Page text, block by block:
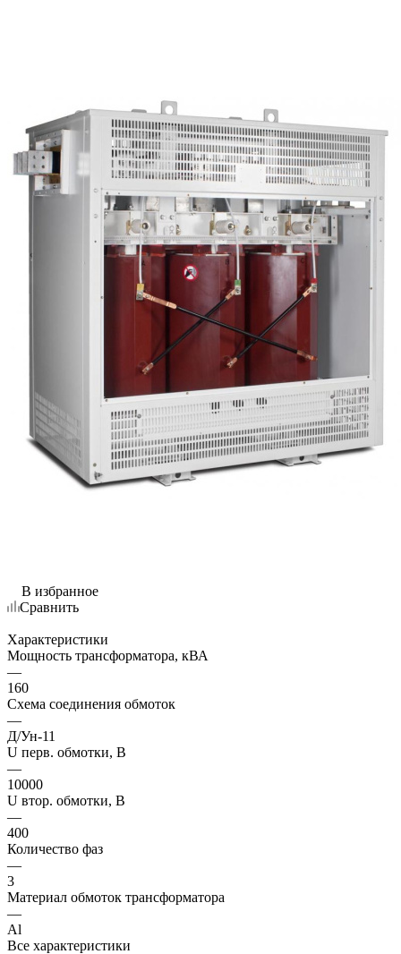
В избранное
Сравнить
Характеристики
Мощность трансформатора, кВА
—
160
Схема соединения обмоток
—
Д/Ун-11
U перв. обмотки, В
—
10000
U втор. обмотки, В
—
400
Количество фаз
—
3
Материал обмоток трансформатора
—
Al
Все характеристики